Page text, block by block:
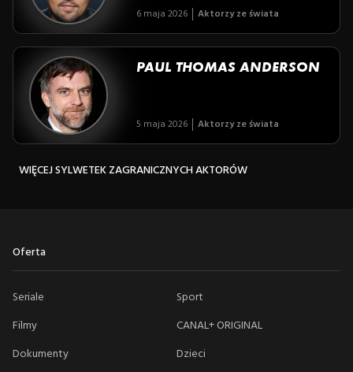
6 maja 2026 Aktorzy ze świata
PAUL THOMAS ANDERSON
5 maja 2026 Aktorzy ze świata
WIĘCEJ SYLWETEK ZAGRANICZNYCH AKTORÓW
Oferta
Seriale
Sport
Filmy
CANAL+ ORIGINAL
Dokumenty
Dzieci